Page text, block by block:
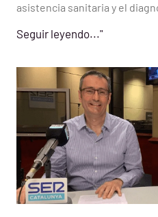
asistencia sanitaria y el
Seguir leyendo..."